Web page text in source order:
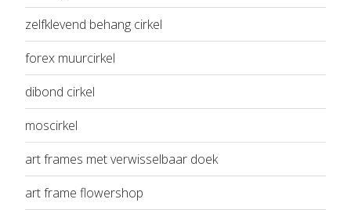
zelfklevend behang cirkel
forex muurcirkel
dibond cirkel
moscirkel
art frames met verwisselbaar doek
art frame flowershop